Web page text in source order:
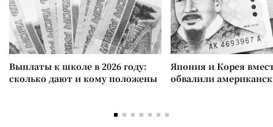
Выплаты к школе в 2026 году:
сколько дают и кому положены
Япония и Корея
обвалили